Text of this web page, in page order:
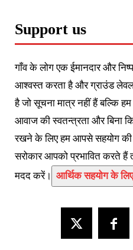
Support us
गाँव के लोग एक ईमानदार और
आश्वस्त करता है और ग्राउंड
है जो सूचना मात्र नहीं हैं बल्कि
आवाज की स्वतन्त्रता और बिना
रखने के लिए हम आपसे सहयोग की
सरोकार आपको प्रभावित करते हैं
मदद करें। आर्थिक सहयोग के